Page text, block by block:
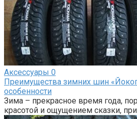
Аксессуары 0
Преимущества зимних шин
особенности
Зима – прекрасное время года,
красотой и ощущением сказки,